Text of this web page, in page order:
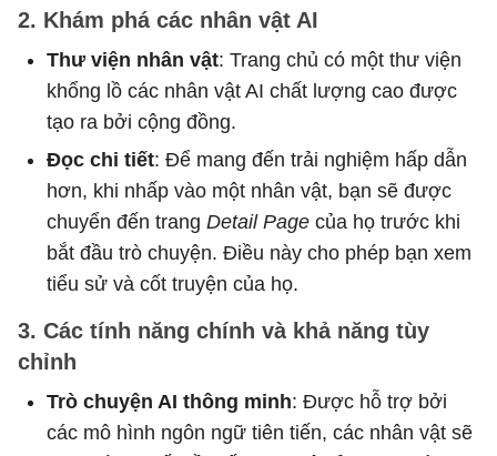
2. Khám phá các nhân vật AI
Thư viện nhân vật: Trang chủ có một thư viện
khổng lồ các nhân vật AI chất lượng cao được
tạo ra bởi cộng đồng.
Đọc chi tiết: Để mang đến trải nghiệm hấp dẫn
hơn, khi nhấp vào một nhân vật, bạn sẽ được
chuyển đến trang Detail Page của họ trước khi
bắt đầu trò chuyện. Điều này cho phép bạn xem
tiểu sử và cốt truyện của họ.
3. Các tính năng chính và khả năng tùy
chỉnh
Trò chuyện AI thông minh: Được hỗ trợ bởi
các mô hình ngôn ngữ tiên tiến, các nhân vật sẽ